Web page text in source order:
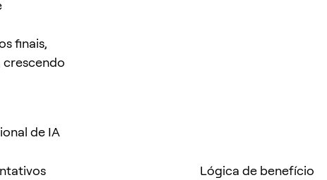
finais,
de IA
Lógica de benefício